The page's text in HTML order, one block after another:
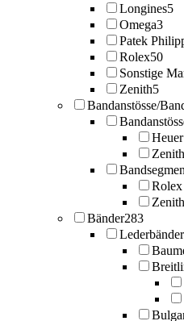
Longines5
Omega3
Patek
Rolex50
Sonstige
Zenith5
Bandanstösse/
Rolex
Bänder283
Lederbänder